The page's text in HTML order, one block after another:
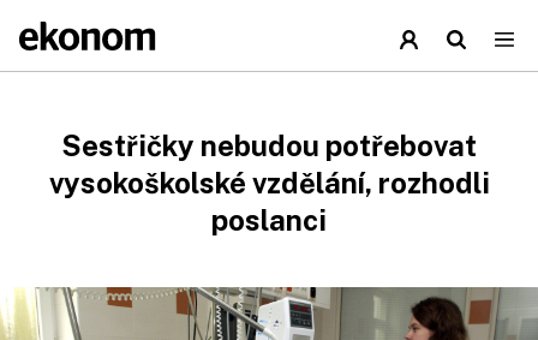
Sestřičky nebudou potřebovat
vysokoškolské vzdělání, rozhodli
poslanci